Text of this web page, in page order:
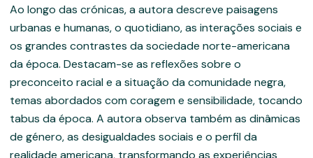
Ao longo das crónicas, a autora descreve paisagens
urbanas e humanas, o quotidiano, as interações sociais e
os grandes contrastes da sociedade norte-americana
da época. Destacam-se as reflexões sobre o
preconceito racial e a situação da comunidade negra,
temas abordados com coragem e sensibilidade, tocando
tabus da época. A autora observa também as dinâmicas
de género, as desigualdades sociais e o perfil da
realidade americana, transformando as experiências